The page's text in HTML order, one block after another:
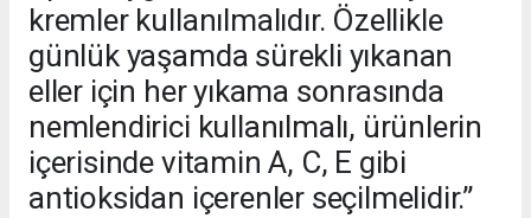
kremler kullanılmalıdır. Özellikle
günlük yaşamda sürekli yıkanan
eller için her yıkama sonrasında
nemlendirici kullanılmalı, ürünlerin
içerisinde vitamin A, C, E gibi
antioksidan içerenler seçilmelidir.”